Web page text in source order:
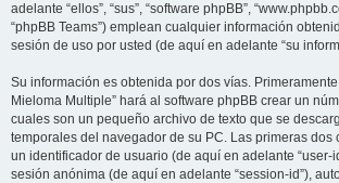
adelante “ellos”, “sus”, “software phpBB”,
“phpBB Teams”) emplean cualquier información
sesión de uso por usted (de aquí en adelante “su
Su información es obtenida por dos vías.
Mieloma Multiple” hará al software phpBB crear un
cuales son un pequeño archivo de texto que se
temporales del navegador de su PC. Las primeras dos
un identificador de usuario (de aquí en adelante “user-
sesión anónima (de aquí en adelante “session-id”),